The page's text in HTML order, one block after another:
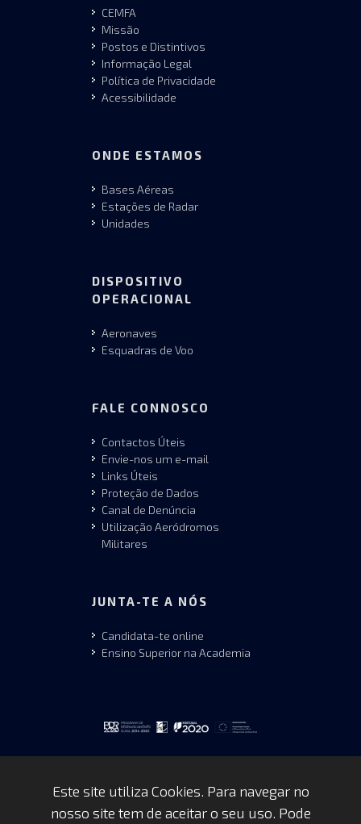
CEMFA
Missão
Postos e Distintivos
Informação Legal
Política de Privacidade
Acessibilidade
ONDE ESTAMOS
Bases Aéreas
Estações de Radar
Unidades
DISPOSITIVO
OPERACIONAL
Aeronaves
Esquadras de Voo
FALE CONNOSCO
Contactos Úteis
Envie-nos um e-mail
Links Úteis
Proteção de Dados
Canal de Denúncia
Utilização Aeródromos
Militares
JUNTA-TE A NÓS
Candidata-te online
Ensino Superior na Academia
Este site utiliza Cookies. Para navegar no
nosso site tem de aceitar o seu uso. Pode